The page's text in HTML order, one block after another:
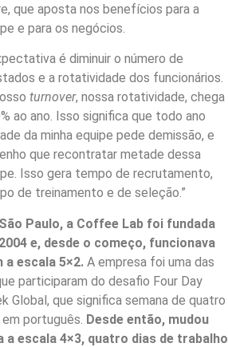
que aposta nos benefícios para a
e para os negócios.
é diminuir o número de
e a rotatividade dos funcionários.
turnover, nossa rotatividade, chega
ao ano. Isso significa que todo ano
da minha equipe pede demissão, e
que recontratar metade dessa
Isso gera tempo de recrutamento,
de treinamento e de seleção.”
Paulo, a Coffee Lab foi fundada
e, desde o começo, funcionava
a escala 5×2. A empresa foi uma das
participaram do desafio Four Day
Global, que significa semana de quatro
português. Desde então, mudou
a escala 4×3, quatro dias de trabalho